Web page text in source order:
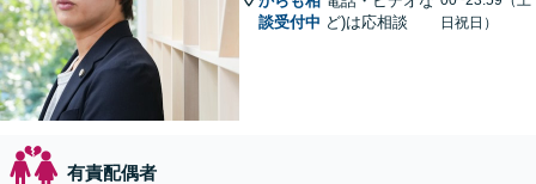
談受付中 ど)は応相談
日祝日）
有責配偶者